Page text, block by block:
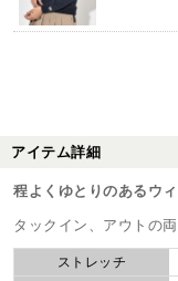
アイテム詳細
程よくゆとりのあるウ
タックイン、アウトの
ストレッチ